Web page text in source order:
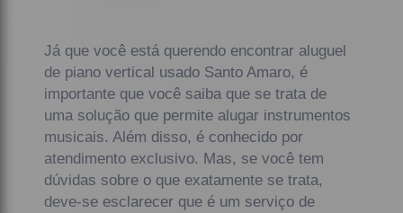
Já que você está querendo encontrar aluguel
de piano vertical usado Santo Amaro, é
importante que você saiba que se trata de
uma solução que permite alugar instrumentos
musicais. Além disso, é conhecido por
atendimento exclusivo. Mas, se você tem
dúvidas sobre o que exatamente se trata,
deve-se esclarecer que é um serviço de